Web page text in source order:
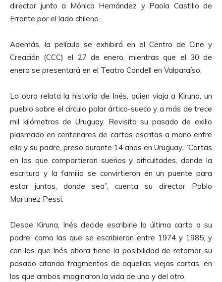
director junto a Mónica Hernández y Paola Castillo de
Errante por el lado chileno.
Además, la película se exhibirá en el Centro de Cine y
Creación (CCC) el 27 de enero, mientras que el 30 de
enero se presentará en el Teatro Condell en Valparaíso.
La obra relata la historia de Inés, quien viaja a Kiruna, un
pueblo sobre el círculo polar ártico-sueco y a más de trece
mil kilómetros de Uruguay. Revisita su pasado de exilio
plasmado en centenares de cartas escritas a mano entre
ella y su padre, preso durante 14 años en Uruguay. “Cartas
en las que compartieron sueños y dificultades, donde la
escritura y la familia se convirtieron en un puente para
estar juntos, donde sea”, cuenta su director Pablo
Martínez Pessi.
Desde Kiruna, Inés decide escribirle la última carta a su
padre, como las que se escribieron entre 1974 y 1985, y
con las que Inés ahora tiene la posibilidad de retomar su
pasado citando fragmentos de aquellas viejas cartas, en
las que ambos imaginaron la vida de uno y del otro.